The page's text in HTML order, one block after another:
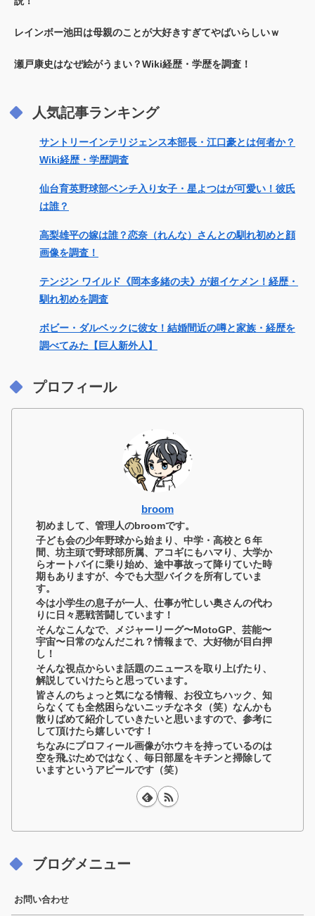
レインボー池田は母親のことが大好きすぎてやばいらしいｗ
瀬戸康史はなぜ絵がうまい？Wiki経歴・学歴を調査！
人気記事ランキング
サントリーインテリジェンス本部長・江口豪とは何者か？
Wiki経歴・学歴調査
仙台育英野球部ベンチ入り女子・星よつはが可愛い！彼氏
は誰？
高梨雄平の嫁は誰？恋奈（れんな）さんとの馴れ初めと顔
画像を調査！
テンジン ワイルド《岡本多緒の夫》が超イケメン！経歴・
馴れ初めを調査
ボビー・ダルベックに彼女！結婚間近の噂と家族・経歴を
調べてみた【巨人新外人】
プロフィール
broom
初めまして、管理人のbroomです。
子ども会の少年野球から始まり、中学・高校と６年
間、坊主頭で野球部所属、アコギにもハマり、大学か
らオートバイに乗り始め、途中事故って降りていた時
期もありますが、今でも大型バイクを所有していま
す。
今は小学生の息子が一人、仕事が忙しい奥さんの代わ
りに日々悪戦苦闘しています！
そんなこんなで、メジャーリーグ〜MotoGP、芸能〜
宇宙〜日常のなんだこれ？情報まで、大好物が目白押
し！
そんな視点からいま話題のニュースを取り上げたり、
解説していけたらと思っています。
皆さんのちょっと気になる情報、お役立ちハック、知
らなくても全然困らないニッチなネタ（笑）なんかも
散りばめて紹介していきたいと思いますので、参考に
して頂けたら嬉しいです！
ちなみにプロフィール画像がホウキを持っているのは
空を飛ぶためではなく、毎日部屋をキチンと掃除して
いますというアピールです（笑）
ブログメニュー
お問い合わせ